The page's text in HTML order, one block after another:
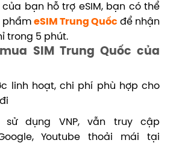
của bạn hỗ trợ eSIM, bạn có thể
phẩm eSIM Trung Quốc để nhận
trong 5 phút.
SIM Trung Quốc của
linh hoạt, chi phí phù hợp cho
sử dụng VNP, vẫn truy cập
Youtube thoải mái tại